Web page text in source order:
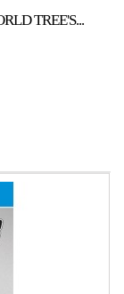
TREE'S...